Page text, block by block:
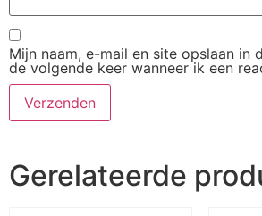
Mijn naam, e-mail en site opslaan in
de volgende keer wanneer ik een
Gerelateerde